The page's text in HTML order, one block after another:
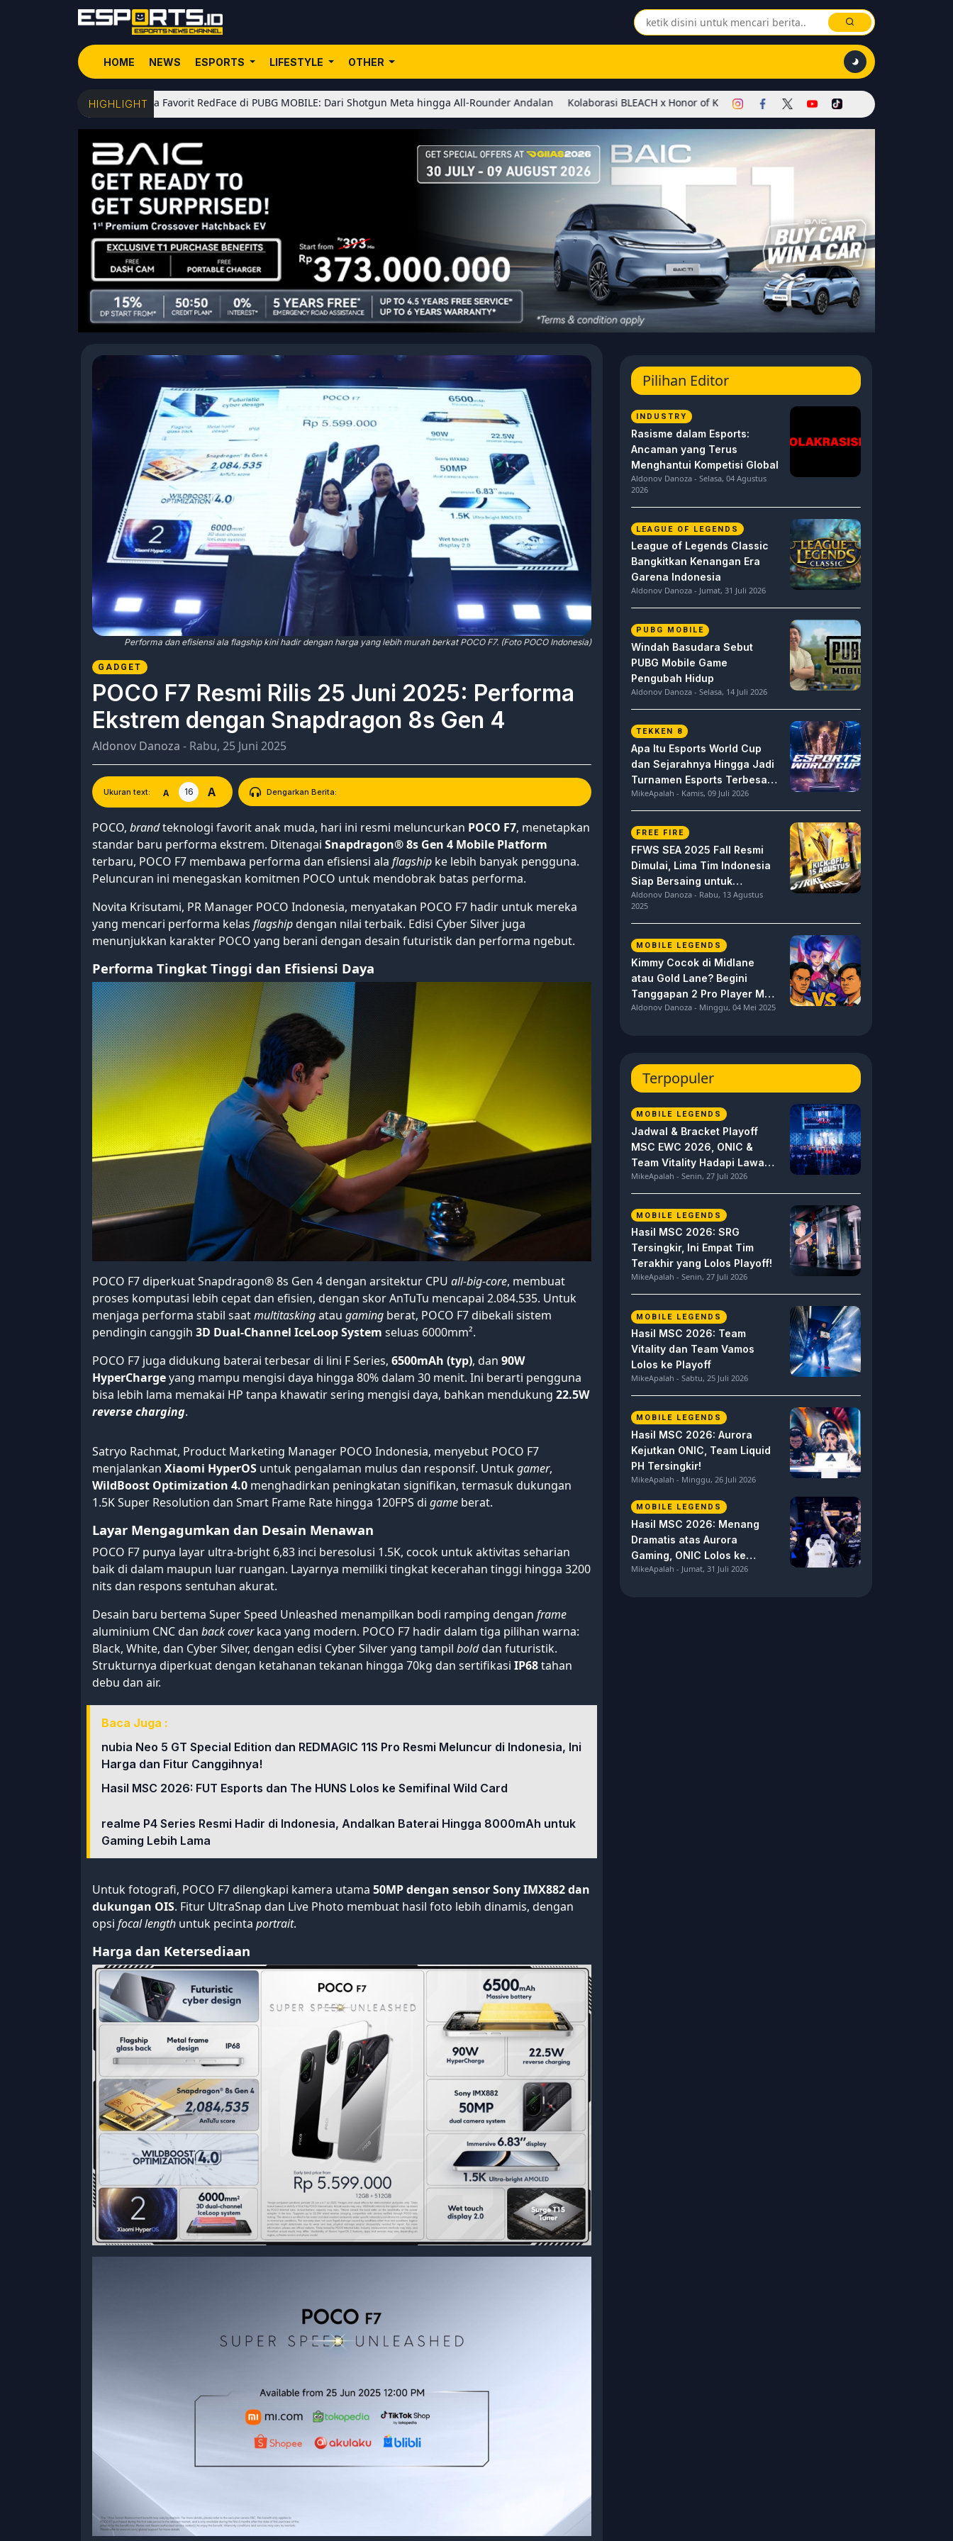
HOME NEWS ESPORTS LIFESTYLE OTHER
HIGHLIGHT
5 Senjata Favorit RedFace di PUBG MOBILE: Dari Shotgun Meta hingga All-Rounder Andalan Kolaborasi BLEACH x Honor of Kings Dimulai! Hadirkan Skin Soul Reaper, Mode Khusus, dan
Performa dan efisiensi ala flagship kini hadir dengan harga yang lebih murah berkat POCO F7. (Foto POCO Indonesia)
GADGET
POCO F7 Resmi Rilis 25 Juni 2025: Performa
Ekstrem dengan Snapdragon 8s Gen 4
Aldonov Danoza - Rabu, 25 Juni 2025
Ukuran text: A 16 A Dengarkan Berita:
POCO, brandteknologi favorit anak muda, hari ini resmi meluncurkan POCO F7, menetapkan
standar baru performa ekstrem. Ditenagai Snapdragon® 8s Gen 4 Mobile Platform
terbaru, POCO F7 membawa performa dan efisiensi ala flagship ke lebih banyak pengguna.
Peluncuran ini menegaskan komitmen POCO untuk mendobrak batas performa.
Novita Krisutami, PR Manager POCO Indonesia, menyatakan POCO F7 hadir untuk mereka
yang mencari performa kelas flagshipdengan nilai terbaik. Edisi Cyber Silver juga
menunjukkan karakter POCO yang berani dengan desain futuristik dan performa ngebut.
Performa Tingkat Tinggi dan Efisiensi Daya
POCO F7 diperkuat Snapdragon® 8s Gen 4 dengan arsitektur CPU all-big-core, membuat
proses komputasi lebih cepat dan efisien, dengan skor AnTuTu mencapai 2.084.535. Untuk
menjaga performa stabil saatmultitaskingatau gaming berat, POCO F7 dibekali sistem
pendingin canggih 3D Dual-Channel IceLoop System seluas 6000mm².
POCO F7 juga didukung baterai terbesar di lini F Series, 6500mAh (typ), dan 90W
HyperChargeyang mampu mengisi daya hingga 80% dalam 30 menit. Ini berarti pengguna
bisa lebih lama memakai HP tanpa khawatir sering mengisi daya, bahkan mendukung 22.5W
reverse charging.
Satryo Rachmat, Product Marketing Manager POCO Indonesia, menyebut POCO F7
menjalankan Xiaomi HyperOS untuk pengalaman mulus dan responsif. Untukgamer,
WildBoost Optimization 4.0 menghadirkan peningkatan signifikan, termasuk dukungan
1.5K Super Resolution dan Smart Frame Rate hingga 120FPS di game berat.
Layar Mengagumkan dan Desain Menawan
POCO F7 punya layar ultra-bright 6,83 inci beresolusi 1.5K, cocok untuk aktivitas seharian
baik di dalam maupun luar ruangan. Layarnya memiliki tingkat kecerahan tinggi hingga 3200
nits dan respons sentuhan akurat.
Desain baru bertema Super Speed Unleashed menampilkan bodi ramping dengan frame
aluminium CNC dan back coverkaca yang modern. POCO F7 hadir dalam tiga pilihan warna:
Black, White, dan Cyber Silver, dengan edisi Cyber Silver yang tampil bolddan futuristik.
Strukturnya diperkuat dengan ketahanan tekanan hingga 70kg dan sertifikasi IP68tahan
debu dan air.
Baca Juga :
nubia Neo 5 GT Special Edition dan REDMAGIC 11S Pro Resmi Meluncur di Indonesia, Ini
Harga dan Fitur Canggihnya!
Hasil MSC 2026: FUT Esports dan The HUNS Lolos ke Semifinal Wild Card
realme P4 Series Resmi Hadir di Indonesia, Andalkan Baterai Hingga 8000mAh untuk
Gaming Lebih Lama
Untuk fotografi, POCO F7 dilengkapi kamera utama 50MP dengan sensor Sony IMX882 dan
dukungan OIS. Fitur UltraSnap dan Live Photo membuat hasil foto lebih dinamis, dengan
opsi focal length untuk pecinta portrait.
Harga dan Ketersediaan
Pilihan Editor
INDUSTRY
Rasisme dalam Esports:
Ancaman yang Terus
Menghantui Kompetisi Global
Aldonov Danoza - Selasa, 04 Agustus
2026
LEAGUE OF LEGENDS
League of Legends Classic
Bangkitkan Kenangan Era
Garena Indonesia
Aldonov Danoza - Jumat, 31 Juli 2026
PUBG MOBILE
Windah Basudara Sebut
PUBG Mobile Game
Pengubah Hidup
Aldonov Danoza - Selasa, 14 Juli 2026
TEKKEN 8
Apa Itu Esports World Cup
dan Sejarahnya Hingga Jadi
Turnamen Esports Terbesar
di Dunia
MikeApalah - Kamis, 09 Juli 2026
FREE FIRE
FFWS SEA 2025 Fall Resmi
Dimulai, Lima Tim Indonesia
Siap Bersaing untuk
Dominasi
Aldonov Danoza - Rabu, 13 Agustus
2025
MOBILE LEGENDS
Kimmy Cocok di Midlane
atau Gold Lane? Begini
Tanggapan 2 Pro Player MPL
ID S15 ini
Aldonov Danoza - Minggu, 04 Mei 2025
Terpopuler
MOBILE LEGENDS
Jadwal & Bracket Playoff
MSC EWC 2026, ONIC &
Team Vitality Hadapi Lawan
Berat
MikeApalah - Senin, 27 Juli 2026
MOBILE LEGENDS
Hasil MSC 2026: SRG
Tersingkir, Ini Empat Tim
Terakhir yang Lolos Playoff!
MikeApalah - Senin, 27 Juli 2026
MOBILE LEGENDS
Hasil MSC 2026: Team
Vitality dan Team Vamos
Lolos ke Playoff
MikeApalah - Sabtu, 25 Juli 2026
MOBILE LEGENDS
Hasil MSC 2026: Aurora
Kejutkan ONIC, Team Liquid
PH Tersingkir!
MikeApalah - Minggu, 26 Juli 2026
MOBILE LEGENDS
Hasil MSC 2026: Menang
Dramatis atas Aurora
Gaming, ONIC Lolos ke
Semifinal!
MikeApalah - Jumat, 31 Juli 2026